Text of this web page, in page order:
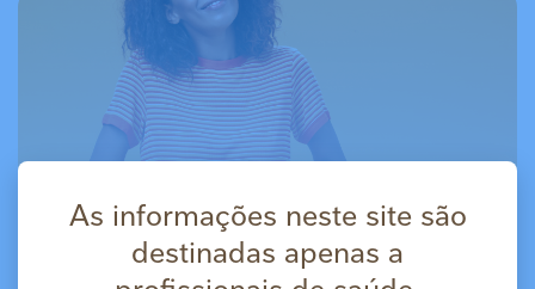
As informações neste site são
destinadas apenas a